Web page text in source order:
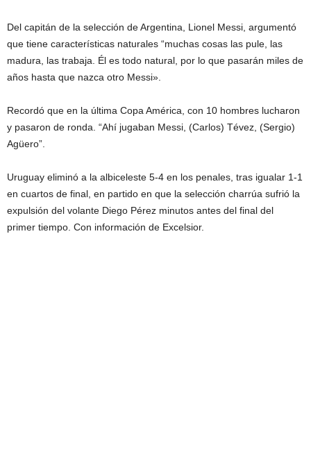
Del capitán de la selección de Argentina, Lionel Messi, argumentó
que tiene características naturales “muchas cosas las pule, las
madura, las trabaja. Él es todo natural, por lo que pasarán miles de
años hasta que nazca otro Messi».
Recordó que en la última Copa América, con 10 hombres lucharon
y pasaron de ronda. “Ahí jugaban Messi, (Carlos) Tévez, (Sergio)
Agüero”.
Uruguay eliminó a la albiceleste 5-4 en los penales, tras igualar 1-1
en cuartos de final, en partido en que la selección charrúa sufrió la
expulsión del volante Diego Pérez minutos antes del final del
primer tiempo. Con información de Excelsior.